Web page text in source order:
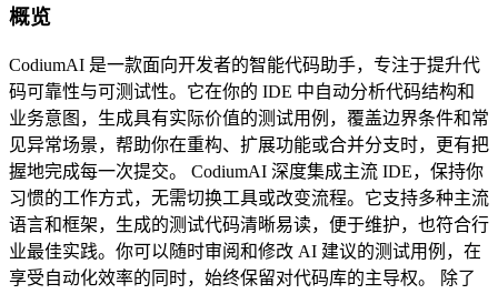
概览
CodiumAI 是一款面向开发者的智能代码助手，专注于提升代
码可靠性与可测试性。它在你的 IDE 中自动分析代码结构和
业务意图，生成具有实际价值的测试用例，覆盖边界条件和常
见异常场景，帮助你在重构、扩展功能或合并分支时，更有把
握地完成每一次提交。 CodiumAI 深度集成主流 IDE，保持你
习惯的工作方式，无需切换工具或改变流程。它支持多种主流
语言和框架，生成的测试代码清晰易读，便于维护，也符合行
业最佳实践。你可以随时审阅和修改 AI 建议的测试用例，在
享受自动化效率的同时，始终保留对代码库的主导权。 除了